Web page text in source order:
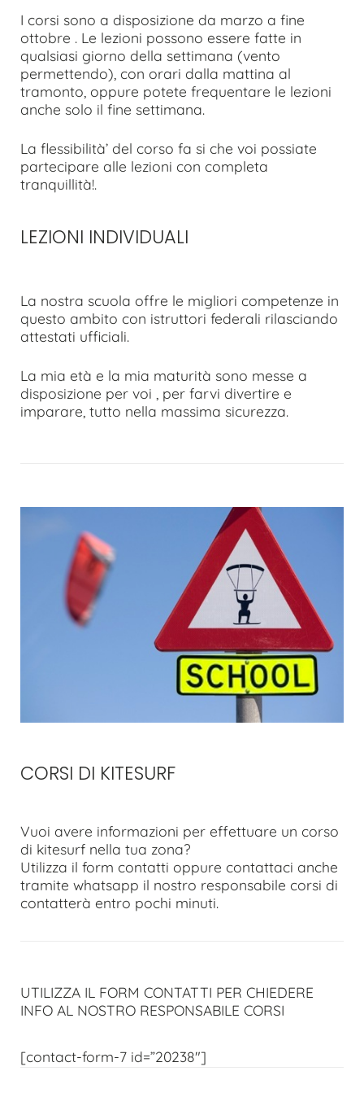
I corsi sono a disposizione da marzo a fine
ottobre . Le lezioni possono essere fatte in
qualsiasi giorno della settimana (vento
permettendo), con orari dalla mattina al
tramonto, oppure potete frequentare le lezioni
anche solo il fine settimana.
La flessibilità’ del corso fa si che voi possiate
partecipare alle lezioni con completa
tranquillità!.
LEZIONI INDIVIDUALI
La nostra scuola offre le migliori competenze in
questo ambito con istruttori federali rilasciando
attestati ufficiali.
La mia età e la mia maturità sono messe a
disposizione per voi , per farvi divertire e
imparare, tutto nella massima sicurezza.
CORSI DI KITESURF
Vuoi avere informazioni per effettuare un corso
di kitesurf nella tua zona?
Utilizza il form contatti oppure contattaci anche
tramite whatsapp il nostro responsabile corsi di
contatterà entro pochi minuti.
UTILIZZA IL FORM CONTATTI PER CHIEDERE
INFO AL NOSTRO RESPONSABILE CORSI
[contact-form-7 id=”20238″]